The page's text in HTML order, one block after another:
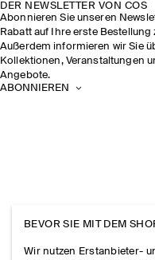
DER NEWSLETTER VON COS
Abonnieren Sie unseren
Rabatt auf Ihre erste Bestellung
Außerdem informieren wir Sie
Kollektionen, Veranstaltungen
Angebote.
ABONNIEREN
BEVOR SIE MIT DEM
Wir nutzen Erstanbieter-